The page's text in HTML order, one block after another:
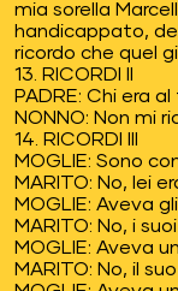
mia sorella
handicappato,
ricordo che quel
13. RICORDI II
PADRE: Chi era
NONNO: Non mi
14. RICORDI III
MOGLIE: Sono
MARITO: No, lei
MOGLIE: Aveva
MARITO: No, i
MOGLIE: Aveva
MARITO: No, il